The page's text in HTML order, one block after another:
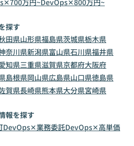
万円~DevOps✕800万円~
探す
田県山形県福島県茨城県栃木県
奈川県新潟県富山県石川県福井県
知県三重県滋賀県京都府大阪府
島根県岡山県広島県山口県徳島県
賀県長崎県熊本県大分県宮崎県
報を探す
DevOps✕業務委託DevOps✕高単価